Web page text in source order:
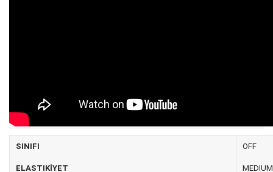
SINIFI OFF
ELASTIKİYET MEDIUM